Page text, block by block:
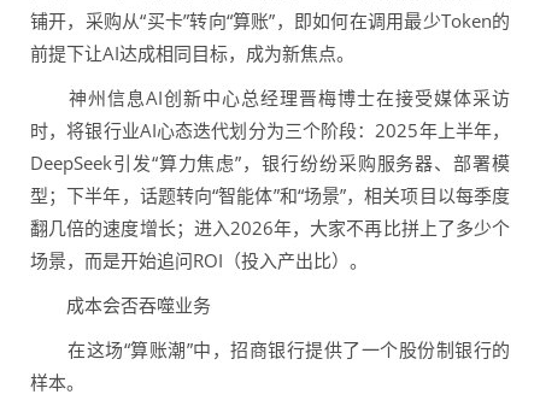
铺开，采购从“买卡”转向“算账”，即如何在调用最少Token的
前提下让AI达成相同目标，成为新焦点。
神州信息AI创新中心总经理晋梅博士在接受媒体采访
时，将银行业AI心态迭代划分为三个阶段：2025年上半年，
DeepSeek引发“算力焦虑”，银行纷纷采购服务器、部署模
型；下半年，话题转向“智能体”和“场景”，相关项目以每季度
翻几倍的速度增长；进入2026年，大家不再比拼上了多少个
场景，而是开始追问ROI（投入产出比）。
成本会否吞噬业务
在这场“算账潮”中，招商银行提供了一个股份制银行的
样本。